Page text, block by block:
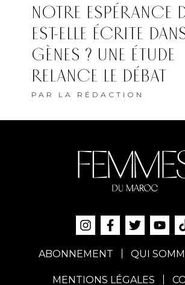
NOTRE ESPÉRANCE
EST-ELLE ÉCRITE
GÈNES ? UNE ÉTUDE
RELANCE LE DÉBAT
PAR LA RÉDACTION
ABONNEMENT QUI
MENTIONS LÉGALES